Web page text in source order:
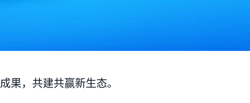
果，共建共赢新生态。